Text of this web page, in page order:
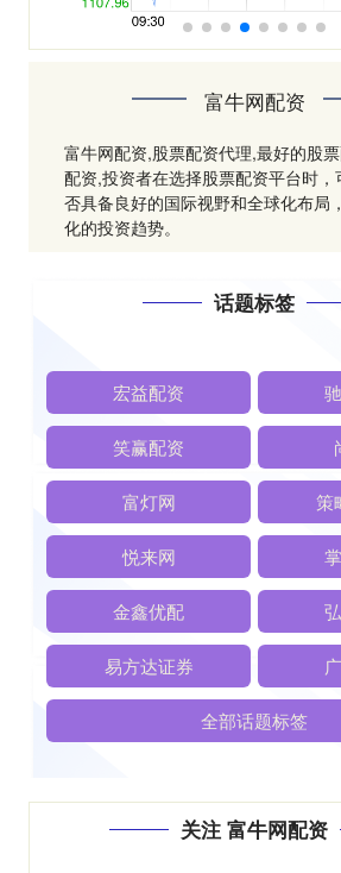
富牛网配资
富牛网配资,股票配资代理,最好的股
配资,投资者在选择股票配资平台时，
否具备良好的国际视野和全球化布局
化的投资趋势。
话题标签
宏益配资
笑赢配资
富灯网 策
悦来网
金鑫优配
易方达证券
全部话题标签
关注 富牛网配资